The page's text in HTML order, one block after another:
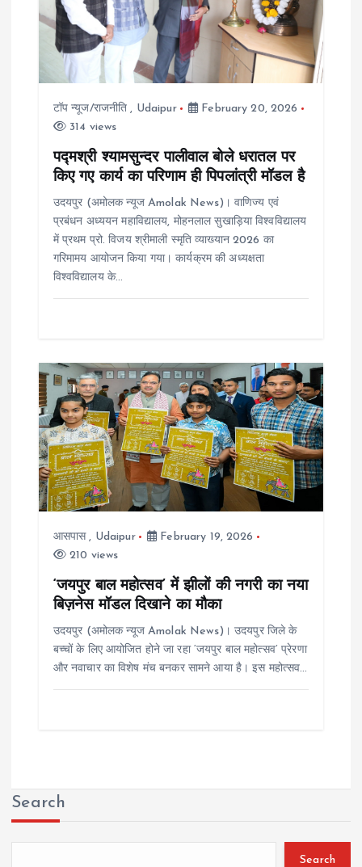
t
टॉप न्यूज/राजनीति , Udaipur
February 20, 2026
314 views
पद्मश्री श्यामसुन्दर पालीवाल बोले धरातल पर
किए गए कार्य का परिणाम ही पिपलांत्री मॉडल है
उदयपुर (अमोलक न्यूज Amolak News)। वाणिज्य एवं
प्रबंधन अध्ययन महाविद्यालय, मोहनलाल सुखाड़िया विश्वविद्यालय
में प्रथम प्रो. विजय श्रीमाली स्मृति व्याख्यान 2026 का
गरिमामय आयोजन किया गया। कार्यक्रम की अध्यक्षता
विश्वविद्यालय के…
आसपास, Udaipur
February 19, 2026
210 views
‘जयपुर बाल महोत्सव’ में झीलों की नगरी का नया
बिज़नेस मॉडल दिखाने का मौका
उदयपुर (अमोलक न्यूज Amolak News)। उदयपुर जिले के
बच्चों के लिए आयोजित होने जा रहा ‘जयपुर बाल महोत्सव’ प्रेरणा
और नवाचार का विशेष मंच बनकर सामने आया है। इस महोत्सव…
Search
Search